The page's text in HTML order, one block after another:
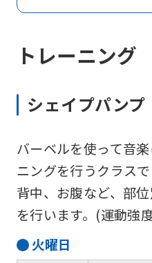
トレーニング
シェイプパンプ
バーベルを使って音
ニングを行うクラス
背中、お腹など、部
を行います。(運動強
火曜日